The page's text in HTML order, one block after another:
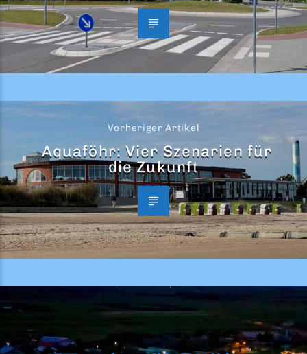
Vorheriger Artikel
Aquaföhr: Vier Szenarien für
die Zukunft